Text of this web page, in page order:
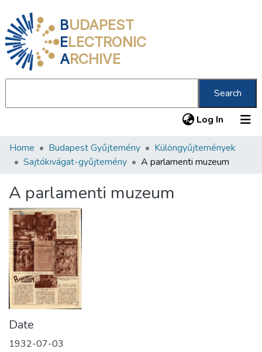
BUDAPEST
ELECTRONIC
ARCHIVE
Search
Log In (current)
Communities & Collections
Statistics
About us
Home Budapest Gyűjtemény
Különgyűjtemények
Sajtókivágat-gyűjtemény
A parlamenti muzeum
A parlamenti muzeum
Date
1932-07-03